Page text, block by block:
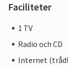
Faciliteter
1 TV
Radio och CD
Internet